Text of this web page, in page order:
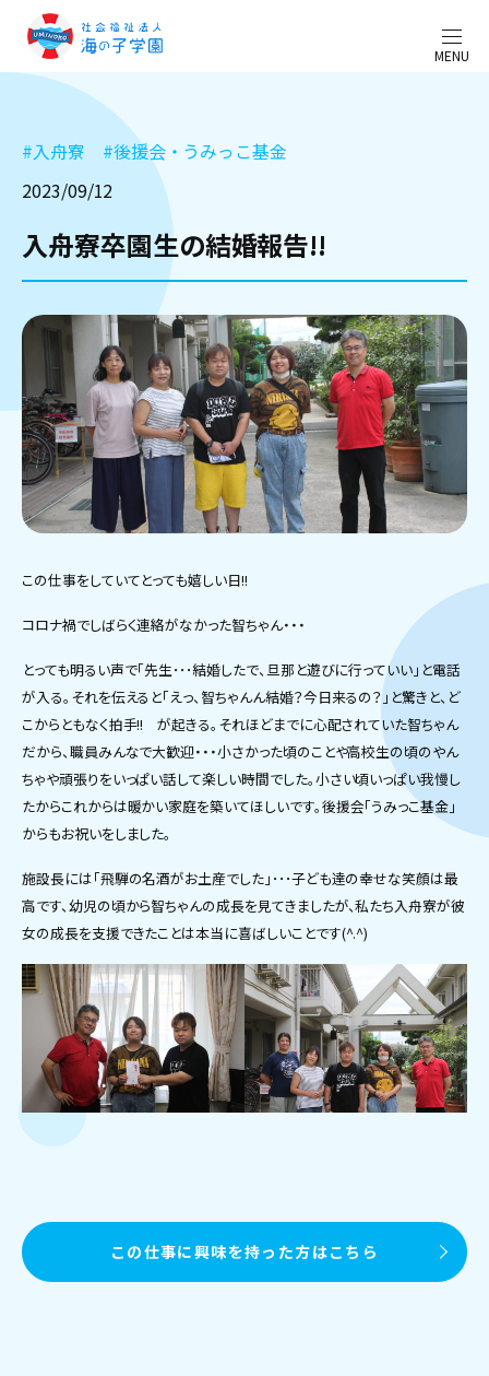
MENU
#入舟寮 #後援会・うみっこ基金
2023/09/12
入舟寮卒園生の結婚報告!!
この仕事をしていてとっても嬉しい日!!
コロナ禍でしばらく連絡がなかった智ちゃん・・・
とっても明るい声で「先生･･･結婚したで、旦那と遊びに行っていい」と電話
が入る。それを伝えると「えっ、智ちゃんん結婚？今日来るの？」と驚きと、ど
こからともなく拍手!! が起きる。それほどまでに心配されていた智ちゃん
だから、職員みんなで大歓迎・・・小さかった頃のことや高校生の頃のやん
ちゃや頑張りをいっぱい話して楽しい時間でした。小さい頃いっぱい我慢し
たからこれからは暖かい家庭を築いてほしいです。後援会「うみっこ基金」
からもお祝いをしました。
施設長には「飛騨の名酒がお土産でした」･･･子ども達の幸せな笑顔は最
高です、幼児の頃から智ちゃんの成長を見てきましたが、私たち入舟寮が彼
女の成長を支援できたことは本当に喜ばしいことです(^.^)
この仕事に興味を持った方はこちら